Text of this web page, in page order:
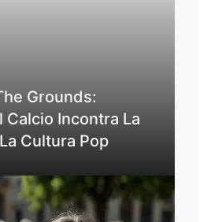
Grounds:
Calcio Incontra La
Cultura Pop